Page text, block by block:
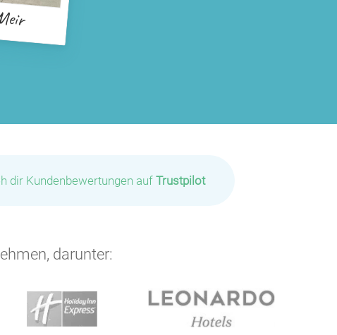
dir Kundenbewertungen aufTrustpilot
darunter: